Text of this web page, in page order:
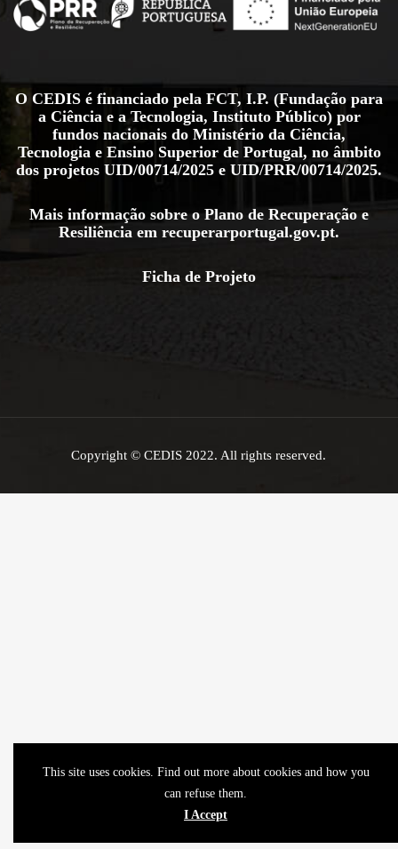
O CEDIS é financiado pela FCT, I.P. (Fundação para
a Ciência e a Tecnologia, Instituto Público) por
fundos nacionais do Ministério da Ciência,
Tecnologia e Ensino Superior de Portugal, no âmbito
dos projetos UID/00714/2025 e UID/PRR/00714/2025.
Mais informação sobre o Plano de Recuperação e
Resiliência em recuperarportugal.gov.pt.
Ficha de Projeto
Copyright © CEDIS 2022. All rights reserved.
This site uses cookies. Find out more about cookies and how you
can refuse them.
I Accept